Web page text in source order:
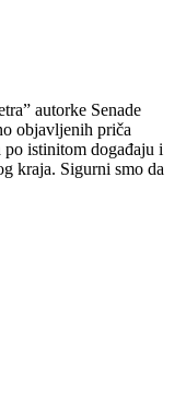
autorke Senade
objavljenih priča
po istinitom događaju i
kraja. Sigurni smo da